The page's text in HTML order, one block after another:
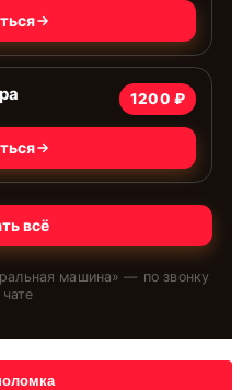
1200 ₽
всё
машина» — по звонку